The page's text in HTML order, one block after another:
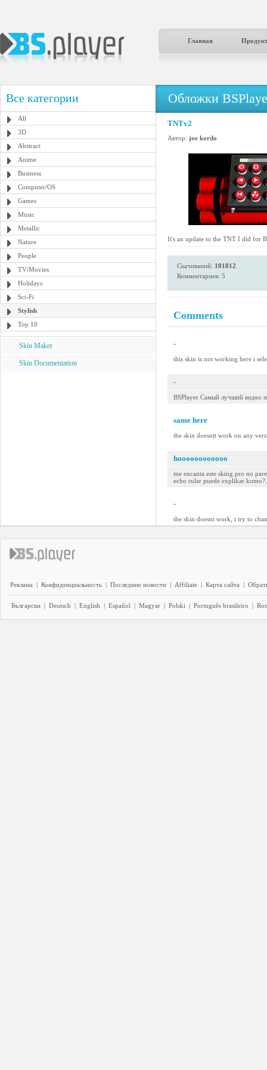
Главная
Все категории
All
3D
Abstract
Anime
Business
Computer/OS
Games
Music
Metallic
Nature
People
TV/Movies
Holidays
Sci-Fi
Stylish
Top 10
Skin Maker
Skin Documentation
Обложки
TNTv2
Автор: joe kordo
It's an update to the TNT I did for
Скачиваний: 101812
Комментариев: 5
Comments
-
this skin is not working here i
-
BSPlayer Самый лучший видео
same here
the skin doesnțt work on any
hoooooooooooo
me encanta este sking pro no
echo rular puede explikar
-
the skin doesnt work, i try to
Реклама | Конфиденциальность | Последние новости | Affiliate | Карта сайта |
Български | Deutsch | English | Español | Magyar | Polski | Português brasileiro |